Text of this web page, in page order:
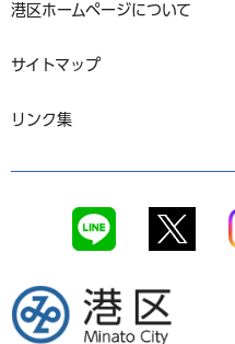
港区ホームページについて
サイトマップ
リンク集
港区